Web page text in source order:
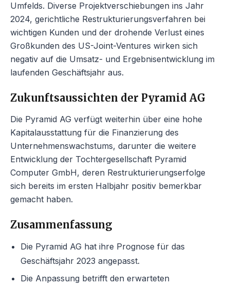
Umfelds. Diverse Projektverschiebungen ins Jahr
2024, gerichtliche Restrukturierungsverfahren bei
wichtigen Kunden und der drohende Verlust eines
Großkunden des US-Joint-Ventures wirken sich
negativ auf die Umsatz- und Ergebnisentwicklung im
laufenden Geschäftsjahr aus.
Zukunftsaussichten der Pyramid AG
Die Pyramid AG verfügt weiterhin über eine hohe
Kapitalausstattung für die Finanzierung des
Unternehmenswachstums, darunter die weitere
Entwicklung der Tochtergesellschaft Pyramid
Computer GmbH, deren Restrukturierungserfolge
sich bereits im ersten Halbjahr positiv bemerkbar
gemacht haben.
Zusammenfassung
Die Pyramid AG hat ihre Prognose für das
Geschäftsjahr 2023 angepasst.
Die Anpassung betrifft den erwarteten